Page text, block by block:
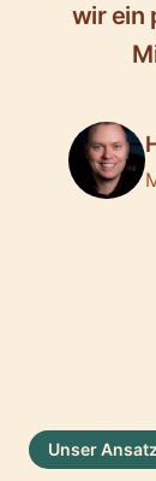
wir ein
Unser Ansatz